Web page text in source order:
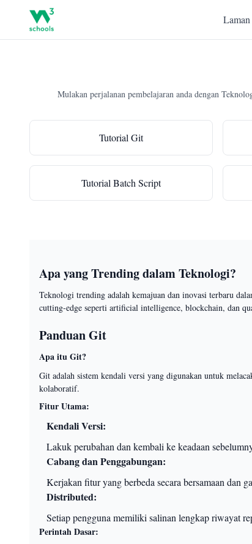
Mulakan perjalanan pembelajaran anda dengan
Tutorial Git
Tutorial Batch Script
Apa yang Trending dalam Teknologi?
Teknologi trending adalah kemajuan dan inovasi terbaru
cutting-edge seperti artificial intelligence, blockchain, dan
Panduan Git
Apa itu Git?
Git adalah sistem kendali versi yang digunakan untuk
kolaboratif.
Fitur Utama:
Kendali Versi:
Lakuk perubahan dan kembali ke keadaan
Cabang dan Penggabungan:
Kerjakan fitur yang berbeda secara bersamaan dan
Distributed:
Setiap pengguna memiliki salinan lengkap riwayat
Perintah Dasar: